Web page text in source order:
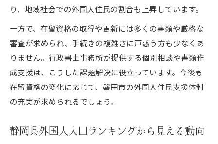
り、地域社会での外国人住民の割合も上昇しています。
一方で、在留資格の取得や更新には多くの書類や厳格な
審査が求められ、手続きの複雑さに戸惑う方も少なくあ
りません。行政書士事務所が提供する個別相談や書類作
成支援は、こうした課題解決に役立っています。今後も
在留資格の変化に応じて、磐田市の外国人住民支援体制
の充実が求められるでしょう。
静岡県外国人人口ランキングから見える動向